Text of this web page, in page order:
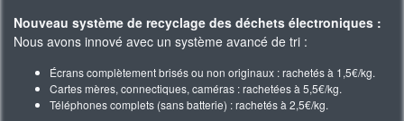
Nouveau système de recyclage des déchets électroniques :
Nous avons innové avec un système avancé de tri :
Écrans complètement brisés ou non originaux : rachetés à 1,5€/kg.
Cartes mères, connectiques, caméras : rachetées à 5,5€/kg.
Téléphones complets (sans batterie) : rachetés à 2,5€/kg.